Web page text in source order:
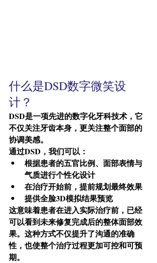
什么是DSD数字微笑设
计？
DSD是一项先进的数字化牙科技术，它
不仅关注牙齿本身，更关注整个面部的
协调美感。
通过DSD，我们可以：
根据患者的五官比例、面部表情与
气质进行个性化设计
在治疗开始前，提前规划最终效果
提供全脸3D模拟结果预览
这意味着患者在进入实际治疗前，已经
可以看到未来修复完成后的整体面部效
果。这种方式不仅提升了沟通的准确
性，也使整个治疗过程更加可控和可预
期。